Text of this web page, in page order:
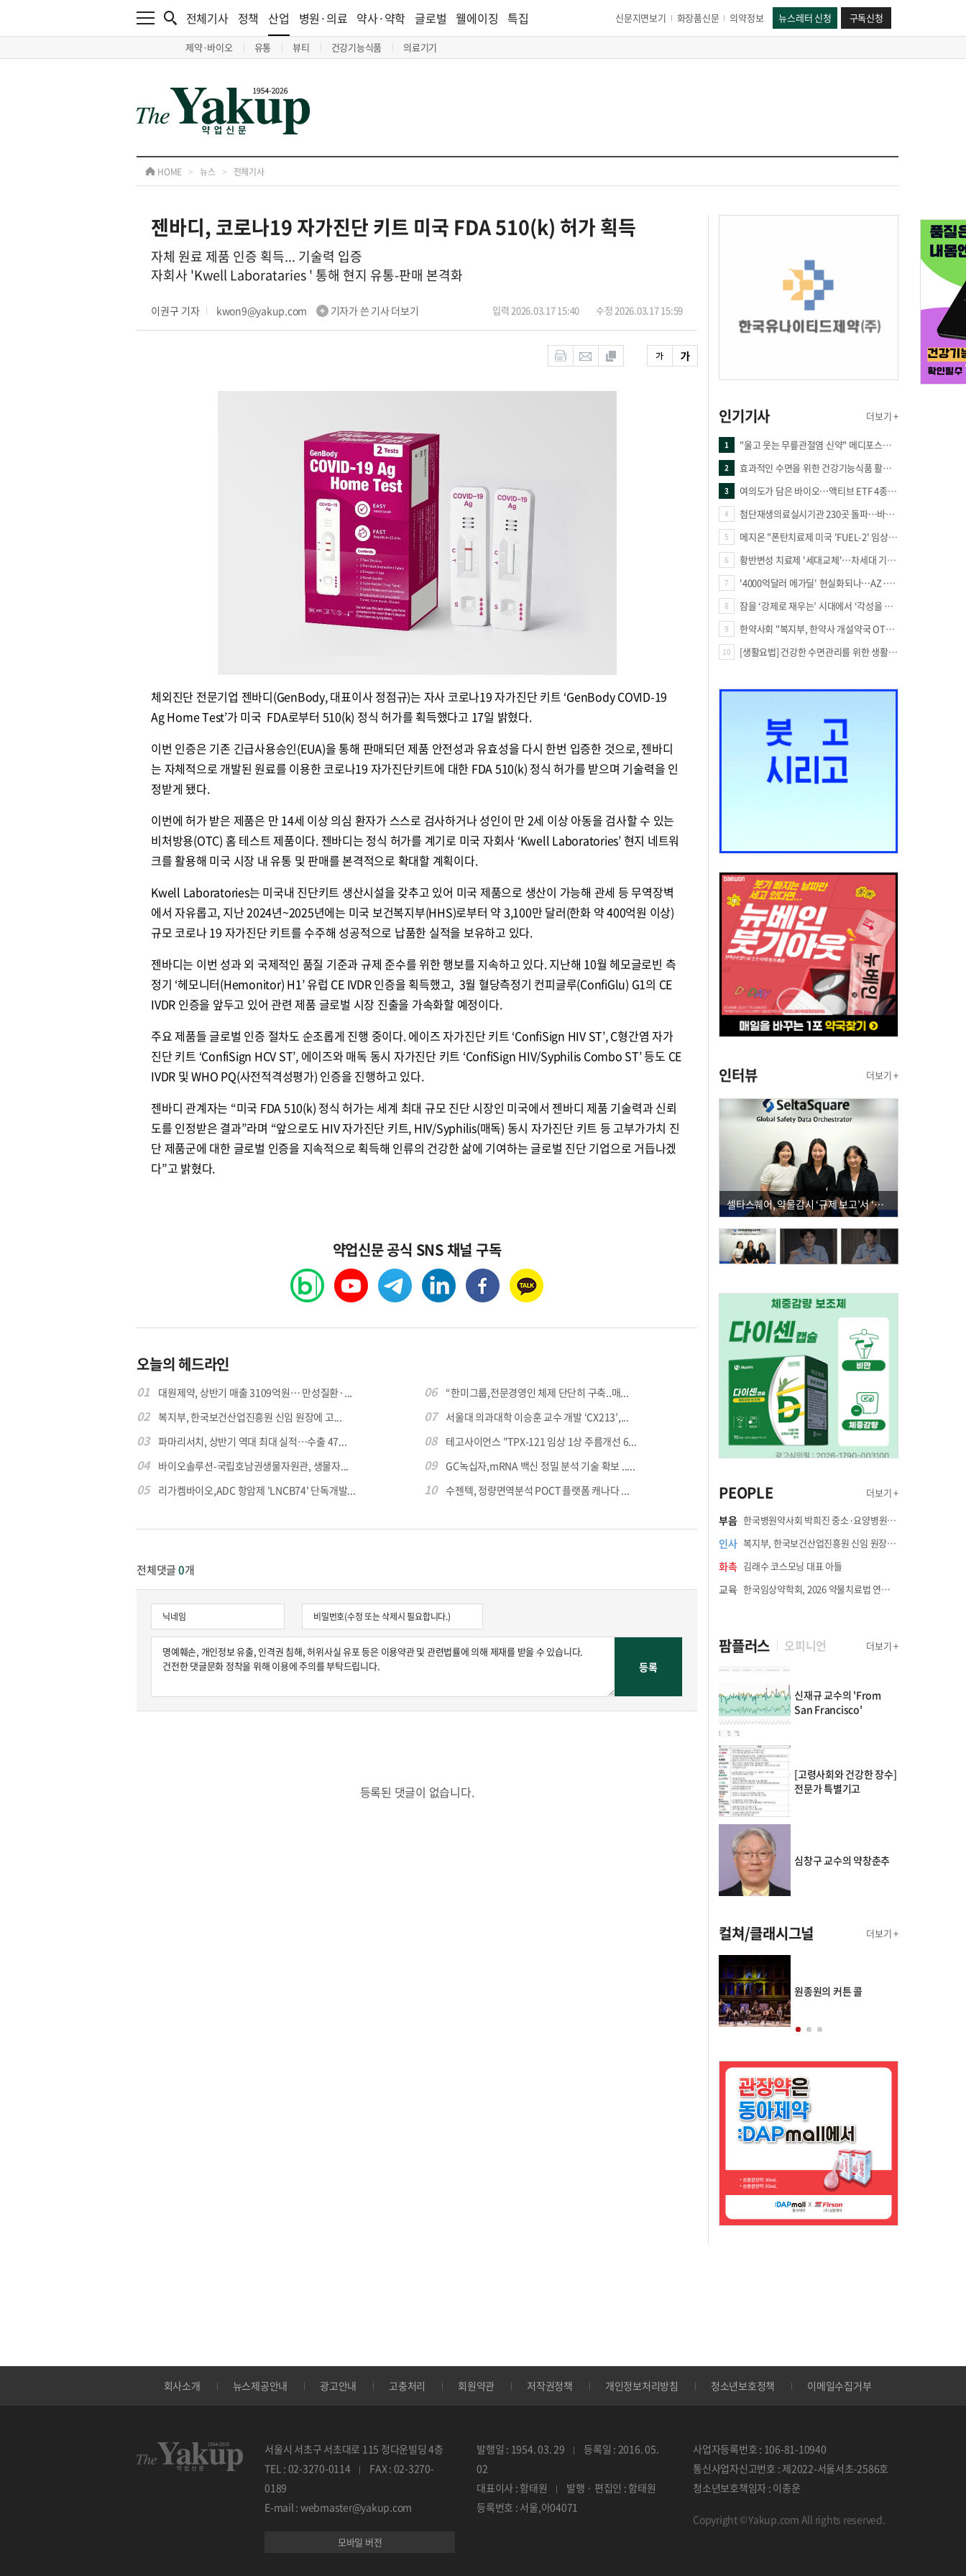
전체기사 정책 산업
제약·바이오 유통 뷰티 건강기능식품 의료기기
병원·의료 약사·약학 글로벌 웰에이징 특집 신문지면보기 화장품신문 의약정보 뉴스레터 신청 구독신청
HOME > 뉴스 > 전체기사
젠바디, 코로나19 자가진단 키트 미국 FDA 510(k) 허가 획득
자체 원료 제품 인증 획득... 기술력 입증
자회사 'Kwell Laborataries ' 통해 현지 유통-판매 본격화
이권구 기자 kwon9@yakup.com 기자가 쓴 기사 더보기 입력 2026.03.17 15:40 수정 2026.03.17 15:59
체외진단 전문기업 젠바디(GenBody, 대표이사 정점규)는 자사 코로나19 자가진단 키트 ‘GenBody COVID-19
Ag Home Test’가 미국 FDA로부터 510(k) 정식 허가를 획득했다고 17일 밝혔다.
이번 인증은 기존 긴급사용승인(EUA)을 통해 판매되던 제품 안전성과 유효성을 다시 한번 입증한 것으로, 젠바디
는 자체적으로 개발된 원료를 이용한 코로나19 자가진단키트에 대한 FDA 510(k) 정식 허가를 받으며 기술력을 인
정받게 됐다.
이번에 허가 받은 제품은 만 14세 이상 의심 환자가 스스로 검사하거나 성인이 만 2세 이상 아동을 검사할 수 있는
비처방용(OTC) 홈 테스트 제품이다. 젠바디는 정식 허가를 계기로 미국 자회사 ‘Kwell Laboratories’ 현지 네트워
크를 활용해 미국 시장 내 유통 및 판매를 본격적으로 확대할 계획이다.
Kwell Laboratories는 미국내 진단키트 생산시설을 갖추고 있어 미국 제품으로 생산이 가능해 관세 등 무역장벽
에서 자유롭고, 지난 2024년~2025년에는 미국 보건복지부(HHS)로부터 약 3,100만 달러(한화 약 400억원 이상)
규모 코로나 19 자가진단 키트를 수주해 성공적으로 납품한 실적을 보유하고 있다.
젠바디는 이번 성과 외 국제적인 품질 기준과 규제 준수를 위한 행보를 지속하고 있다. 지난해 10월 헤모글로빈 측
정기 ‘헤모니터(Hemonitor) H1’ 유럽 CE IVDR 인증을 획득했고, 3월 혈당측정기 컨피글루(ConfiGlu) G1의 CE
IVDR 인증을 앞두고 있어 관련 제품 글로벌 시장 진출을 가속화할 예정이다.
주요 제품들 글로벌 인증 절차도 순조롭게 진행 중이다. 에이즈 자가진단 키트 ‘ConfiSign HIV ST’, C형간염 자가
진단 키트 ‘ConfiSign HCV ST’, 에이즈와 매독 동시 자가진단 키트 ‘ConfiSign HIV/Syphilis Combo ST’ 등도 CE
IVDR 및 WHO PQ(사전적격성평가) 인증을 진행하고 있다.
젠바디 관계자는 “미국 FDA 510(k) 정식 허가는 세계 최대 규모 진단 시장인 미국에서 젠바디 제품 기술력과 신뢰
도를 인정받은 결과”라며 “앞으로도 HIV 자가진단 키트, HIV/Syphilis(매독) 동시 자가진단 키트 등 고부가가치 진
단 제품군에 대한 글로벌 인증을 지속적으로 획득해 인류의 건강한 삶에 기여하는 글로벌 진단 기업으로 거듭나겠
다”고 밝혔다.
약업신문 공식 SNS 채널 구독
오늘의 헤드라인
01 대원제약, 상반기 매출 3109억원… 만성질환·...
02 복지부, 한국보건산업진흥원 신임 원장에 고...
03 파마리서치, 상반기 역대 최대 실적…수출 47...
04 바이오솔루션-국립호남권생물자원관, 생물자...
05 리가켐바이오,ADC 항암제 'LNCB74' 단독개발...
06 “한미그룹,전문경영인 체제 단단히 구축..매...
07 서울대 의과대학 이승훈 교수 개발 ‘CX213’,...
08 테고사이언스 "TPX-121 임상 1상 주름개선 6...
09 GC녹십자,mRNA 백신 정밀 분석 기술 확보 .....
10 수젠텍, 정량면역분석 POCT 플랫폼 캐나다 ...
전체댓글0개
등록된 댓글이 없습니다.
인기기사 더보기 +
1 "울고 웃는 무릎관절염 신약" 메디포스트·강스템·네이처셀 전진, 코오롱티슈진 반전 과제
2 효과적인 수면을 위한 건강기능식품 활용법
3 여의도가 담은 바이오…액티브 ETF 4종의 선택은
4 첨단재생의료실시기관 230곳 돌파…바이오 새 시장 꿈틀
5 메지온 "폰탄치료제 미국 'FUEL-2' 임상 프로토콜 영국 승인"
6 황반변성 치료제 '세대교체'…차세대 기전 경쟁 본격화
7 '4000억달러 메가딜' 현실화되나…AZ·BMS 합병설에 글로벌 제약업계 촉각
8 잠을 ‘강제로 재우는’ 시대에서 ‘각성을 낮추는’ 시대로
9 한약사회 "복지부, 한약사 개설약국 OTC 공급 방해 더는 방관 말아야"
10 [생활요법] 건강한 수면관리를 위한 생활요법
인터뷰 더보기 +
셀타스퀘어, 약물감시 ‘규제 보고’서 ‘데이터 의사결정’으로 "PVX 전환 요구 커진다"
PEOPLE 더보기 +
부음 한국병원약사회 박희진 중소·요양병원이사(충청북도 청주의료원 약제팀장) 부친상
인사 복지부, 한국보건산업진흥원 신임 원장에 고상백 교수 임명
화촉 김래수 코스모닝 대표 아들
교육 한국임상약학회, 2026 약물치료법 연수강좌 8월 21일 개최
팜플러스 오피니언 더보기 +
신재규 교수의 'From
San Francisco'
[고령사회와 건강한 장수]
전문가 특별기고
심창구 교수의 약창춘추
컬쳐/클래시그널 더보기 +
원종원의 커튼 콜
회사소개 뉴스제공안내 광고안내 고충처리 회원약관 저작권정책 개인정보처리방침 청소년보호정책 이메일수집거부
서울시 서초구 서초대로 115 정다운빌딩 4층
TEL : 02-3270-0114
FAX : 02-3270-
0189
E-mail : webmaster@yakup.com
모바일 버전
발행일 : 1954. 03. 29
등록일 : 2016. 05.
02
대표이사 : 함태원
발행 · 편집인 : 함태원
등록번호 : 서울,아04071
사업자등록번호 : 106-81-10940
통신사업자신고번호 : 제2022-서울서초-2586호
청소년보호책임자 : 이종운
Copyright © Yakup.com All rights reserved.